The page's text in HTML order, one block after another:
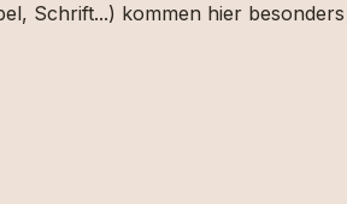
Schrift...) kommen hier